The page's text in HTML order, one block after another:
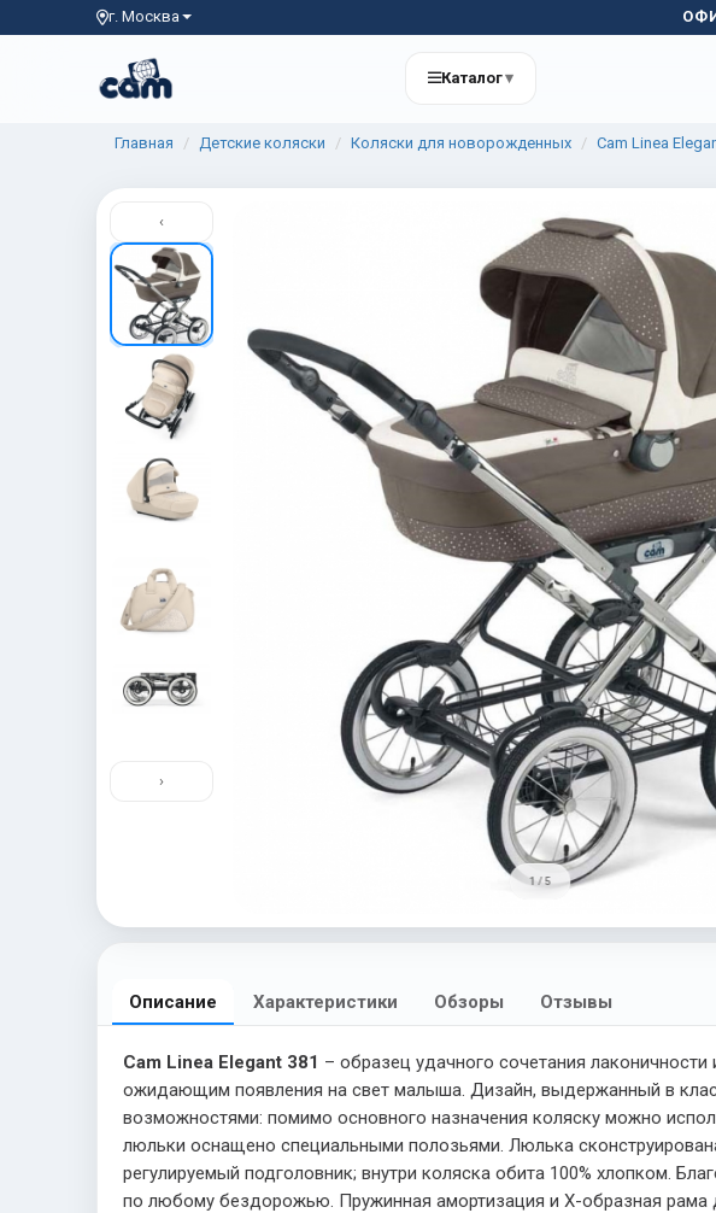
г. Москва
Каталог▾
Главная Детские коляски Коляски для новорожденных Cam Linea
‹
›
1 / 5
Описание Характеристики Обзоры Отзывы
Cam Linea Elegant 381 – образец удачного сочетания
ожидающим появления на свет малыша. Дизайн, выдержанный в
возможностями: помимо основного назначения коляску можно
люльки оснащено специальными полозьями. Люлька
регулируемый подголовник; внутри коляска обита 100% хлопком.
по любому бездорожью. Пружинная амортизация и Х-образная рама